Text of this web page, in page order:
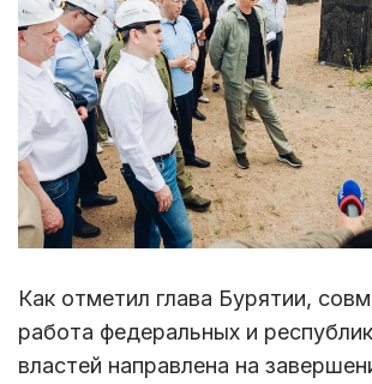
Как отметил глава Бурятии,
работа федеральных и
властей направлена на